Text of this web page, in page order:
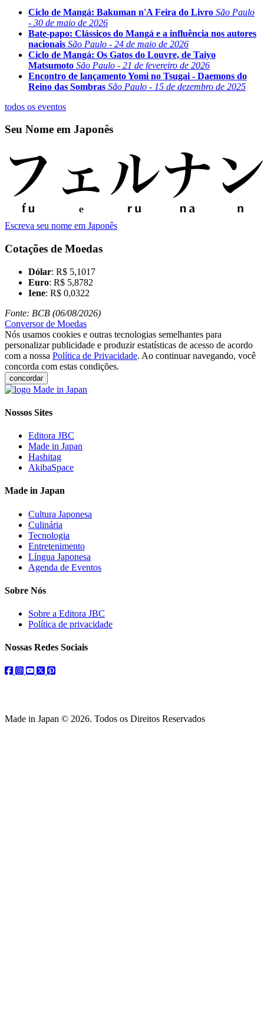
Ciclo de Mangá: Bakuman n'A Feira do Livro São Paulo
- 30 de maio de 2026
Bate-papo: Clássicos do Mangá e a influência nos autores
nacionais São Paulo - 24 de maio de 2026
Ciclo de Mangá: Os Gatos do Louvre, de Taiyo
Matsumoto São Paulo - 21 de fevereiro de 2026
Encontro de lançamento Yomi no Tsugai - Daemons do
Reino das Sombras São Paulo - 15 de dezembro de 2025
todos os eventos
Seu Nome em Japonês
Escreva seu nome em Japonês
Cotações de Moedas
Dólar: R$ 5,1017
Euro: R$ 5,8782
Iene: R$ 0,0322
Fonte: BCB (06/08/2026)
Conversor de Moedas
Nós usamos cookies e outras tecnologias semelhantes para
personalizar publicidade e produzir estatísticas de acesso de acordo
com a nossa Política de Privacidade. Ao continuar navegando, você
concorda com estas condições.
concordar
Nossos Sites
Editora JBC
Made in Japan
Hashitag
AkibaSpace
Made in Japan
Cultura Japonesa
Culinária
Tecnologia
Entretenimento
Língua Japonesa
Agenda de Eventos
Sobre Nós
Sobre a Editora JBC
Política de privacidade
Nossas Redes Sociais
facebook
instagram
youtube
twitterpinterest
Made in Japan © 2026. Todos os Direitos Reservados